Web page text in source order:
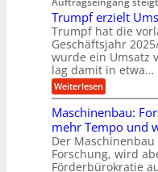
i
n
e
n
v
o
n
K
o
e
n
I
-
A
n
w
e
u
n
g
a
u
f
e
n
f
ü
h
r
u
n
g
e
B
S
C
L
r
t
u
n
g
s
r
e
i
e
s
H
y
b
Trumpf erzielt
Trumpf hat die
Geschäftsjahr
wurde ein Umsatz
lag damit in etwa…
Weiterlesen:
T
u
m
p
f
e
Maschinenbau:
mehr Tempo und
Der
Forschung, wird
Förderbürokratie